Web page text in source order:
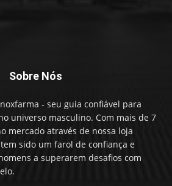
Sobre Nós
- seu guia confiável para
universo masculino. Com mais de 7
mercado através de nossa loja
sido um farol de confiança e
a superarem desafios com